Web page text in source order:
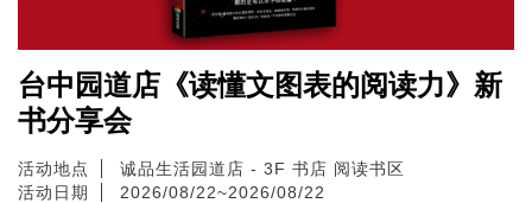
台中园道店《读懂文图表的阅读力》新
书分享会
活动地点
诚品生活园道店 - 3F 书店 阅读书区
活动日期
2026/08/22~2026/08/22